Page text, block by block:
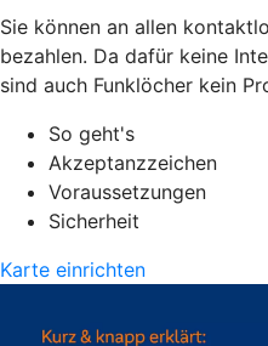
Sie können an allen
bezahlen. Da dafür keine
sind auch Funklöcher kein
So geht's
Akzeptanzzeichen
Voraussetzungen
Sicherheit
Karte einrichten